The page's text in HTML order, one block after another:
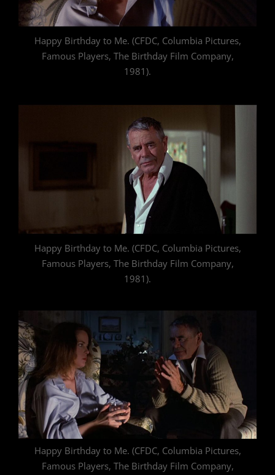
Happy Birthday to Me. (CFDC, Columbia Pictures,
Famous Players, The Birthday Film Company,
1981).
Happy Birthday to Me. (CFDC, Columbia Pictures,
Famous Players, The Birthday Film Company,
1981).
Happy Birthday to Me. (CFDC, Columbia Pictures,
Famous Players, The Birthday Film Company,